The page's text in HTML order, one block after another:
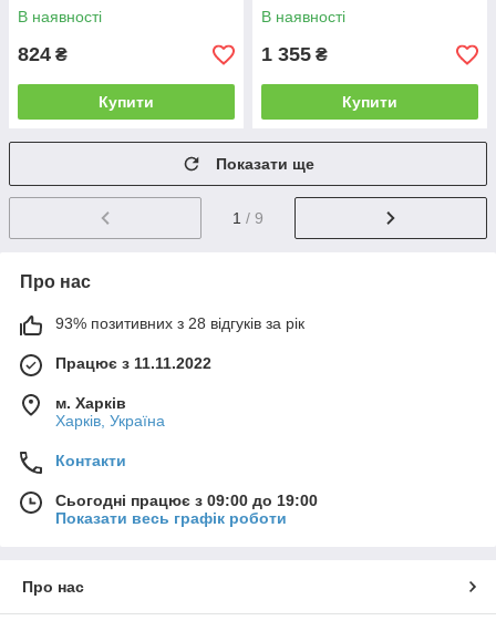
В наявності
824 ₴
Купити
В наявності
1 355 ₴
Купити
Показати ще
1 / 9
Про нас
93% позитивних з 28 відгуків за рік
Працює з 11.11.2022
м. Харків
Харків, Україна
Контакти
Сьогодні працює з 09:00 до 19:00
Показати весь графік роботи
Про нас